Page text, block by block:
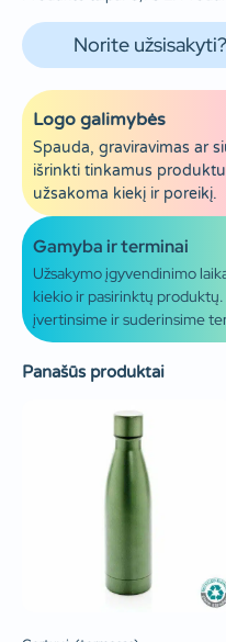
Norite
Logo galimybės
Spauda, graviravimas ar
išrinkti tinkamus
užsakoma kiekį ir poreikį.
Gamyba ir terminai
Užsakymo įgyvendinimo
kiekio ir pasirinktų produktų.
įvertinsime ir suderinsime
Panašūs produktai